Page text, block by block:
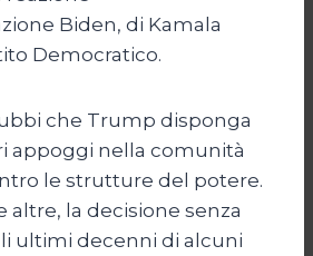
Biden, di Kamala
Democratico.
che Trump disponga
appoggi nella comunità
le strutture del potere.
altre, la decisione senza
ultimi decenni di alcuni